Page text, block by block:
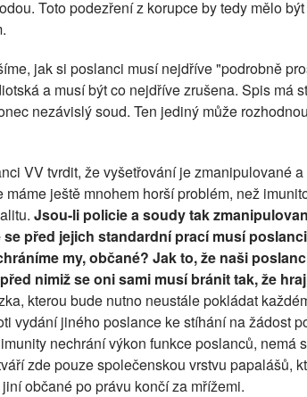
Toto podezření z korupce by tedy mělo
jak si poslanci musí nejdříve "podrobně
a musí být co nejdříve zrušena. Spis má
nezávislý soud. Ten jediný může
VV tvrdit, že vyšetřování je zmanipulované
máme ještě mnohem horší problém, než
Jsou-li policie a soudy tak
se před jejich standardní prací musí
my, občané? Jak to, že naši
nimiž se oni sami musí bránit tak, že
kterou bude nutno neustále pokládat
vydání jiného poslance ke stíhání na žádost
nechrání výkon funkce poslanců, nemá
zde pouze společenskou vrstvu papalášů,
občané po právu končí za mřížemi.